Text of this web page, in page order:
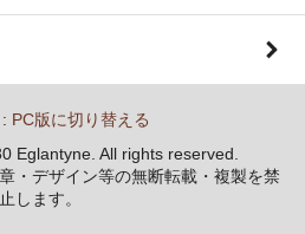
PC版に切り替える
Eglantyne. All rights reserved.
・デザイン等の無断転載・複製を禁
止します。